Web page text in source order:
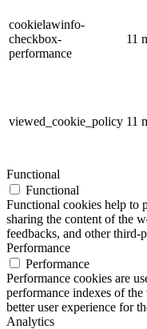
cookielawinfo-
checkbox-
performance
11
viewed_cookie_policy 11
Functional
Functional
Functional cookies help to
sharing the content of the
feedbacks, and other third-
Performance
Performance
Performance cookies are
performance indexes of
better user experience for
Analytics